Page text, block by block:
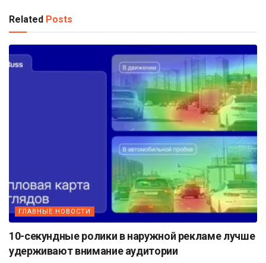
Related Posts
ГЛАВНЫЕ НОВОСТИ
10-секундные ролики в наружной рекламе лучше
удерживают внимание аудитории